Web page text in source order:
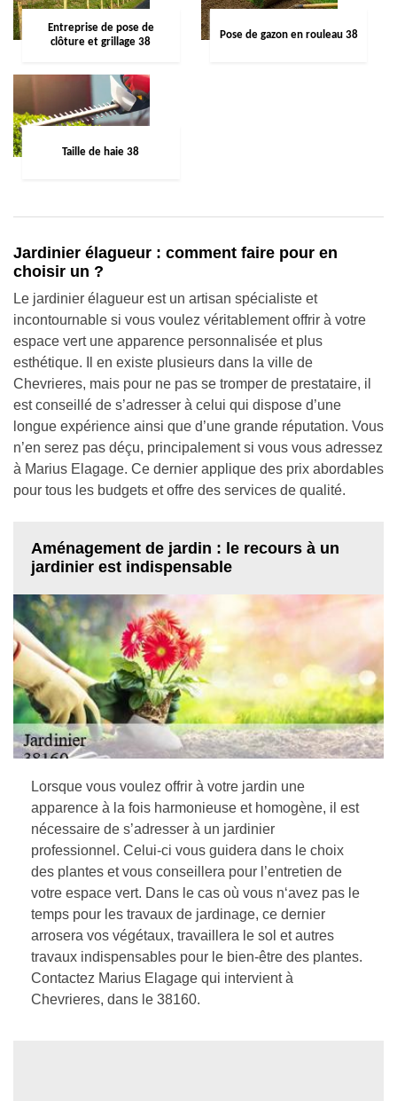
Entreprise de pose de
clôture et grillage 38
Pose de gazon en rouleau 38
Taille de haie 38
Jardinier élagueur : comment faire pour en
choisir un ?
Le jardinier élagueur est un artisan spécialiste et
incontournable si vous voulez véritablement offrir à votre
espace vert une apparence personnalisée et plus
esthétique. Il en existe plusieurs dans la ville de
Chevrieres, mais pour ne pas se tromper de prestataire, il
est conseillé de s’adresser à celui qui dispose d’une
longue expérience ainsi que d’une grande réputation. Vous
n’en serez pas déçu, principalement si vous vous adressez
à Marius Elagage. Ce dernier applique des prix abordables
pour tous les budgets et offre des services de qualité.
Aménagement de jardin : le recours à un
jardinier est indispensable
Lorsque vous voulez offrir à votre jardin une
apparence à la fois harmonieuse et homogène, il est
nécessaire de s’adresser à un jardinier
professionnel. Celui-ci vous guidera dans le choix
des plantes et vous conseillera pour l’entretien de
votre espace vert. Dans le cas où vous n‘avez pas le
temps pour les travaux de jardinage, ce dernier
arrosera vos végétaux, travaillera le sol et autres
travaux indispensables pour le bien-être des plantes.
Contactez Marius Elagage qui intervient à
Chevrieres, dans le 38160.